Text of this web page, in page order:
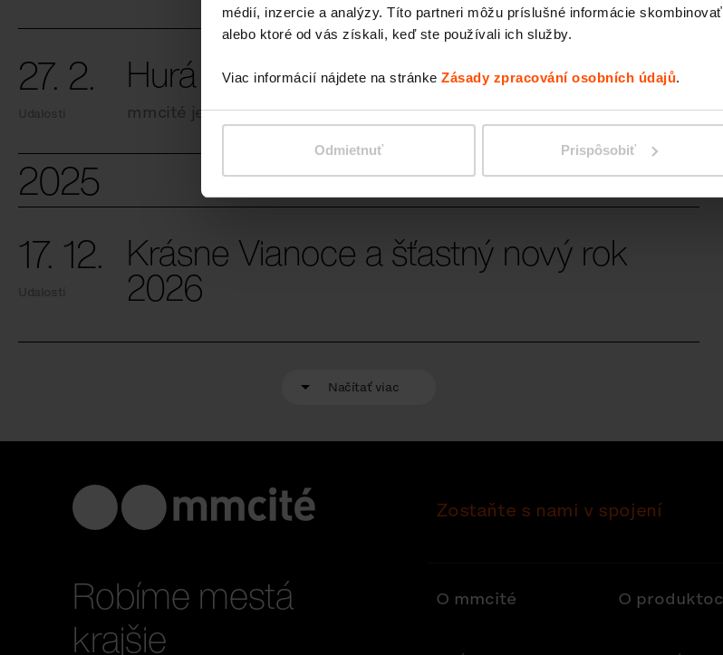
médií, inzercie a analýzy. Títo partneri môžu príslušné informácie
alebo ktoré od vás získali, keď ste používali ich služby.
Viac informácií nájdete na stránke Zásady zpracování osobních údajů.
Odmietnuť Prispôsobiť
27. 2.
Udalosti
Hurá za kultúrou do Trenčína!
mmcité je hlavným partnerom EHMK 2026
2025
17. 12.
Udalosti
Krásne Vianoce a šťastný nový rok
2026
Načítať viac
Robíme mestá
krajšie
Zostaňte s nami v spojení
O mmcité O